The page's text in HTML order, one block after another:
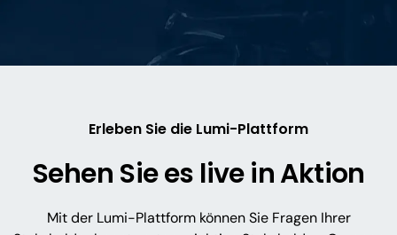
Erleben Sie die Lumi-Plattform
Sehen Sie es live in Aktion
Mit der Lumi-Plattform können Sie Fragen Ihrer